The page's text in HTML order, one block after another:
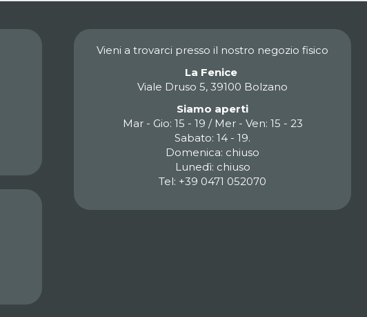
Vieni a trovarci presso il nostro negozio fisico
La Fenice
Viale Druso 5, 39100 Bolzano
Siamo aperti
Mar - Gio: 15 - 19 / Mer - Ven: 15 - 23
Sabato: 14 - 19.
Domenica: chiuso
Lunedì: chiuso
Tel: +39 0471 052070